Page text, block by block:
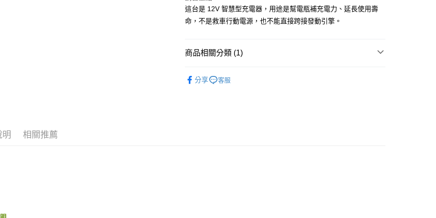
聯邦商業銀行
遠東國際商業銀行
玉山商業銀行
星展（台灣）商業銀行
悠遊付
AFTEE先享後付
【關於「AFTEE先享後付」】
AFTEE先享後付是「在收到商品之後才付款」的支付方式。 讓您購物簡單
ATM付款
這台是 12V 智慧型充電器，用途是幫電瓶補充電力、延長使用壽
命，不是救車行動電源，也不能直接跨接發動引擎。
商品相關分類 (1)
分享
客服
明 相關推薦